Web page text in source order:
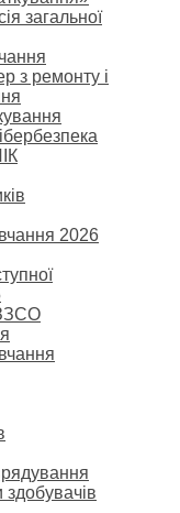
загальної
з ремонту і
2026